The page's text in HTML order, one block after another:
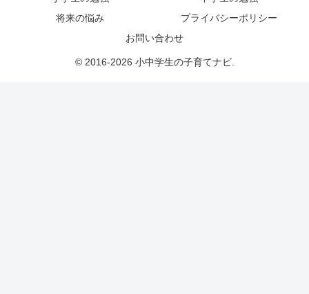
将来の悩み
プライバシーポリシー
お問い合わせ
© 2016-2026 小中学生の子育てナビ.